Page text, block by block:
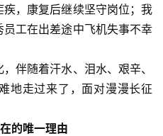
，康复后继续坚守岗位；我
工在出差途中飞机失事不幸
伴随着汗水、泪水、艰辛、
地走过来了，面对漫漫长征
的唯一理由